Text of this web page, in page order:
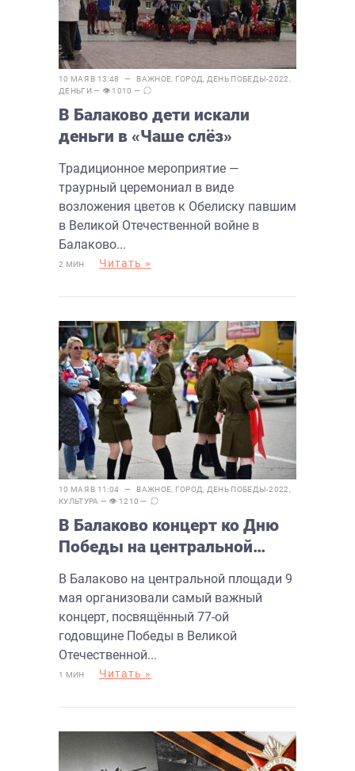
10 МАЯ В 13:48 — ВАЖНОЕ ГОРОД ДЕНЬ ПОБЕДЫ-2022
ДЕНЬГИ— 👁 1010 —
В Балаково дети искали
деньги в «Чаше слёз»
Традиционное мероприятие —
траурный церемониал в виде
возложения цветов к Обелиску павшим
в Великой Отечественной войне в
Балаково...
2 МИН Читать »
10 МАЯ В 11:04 — ВАЖНОЕ ГОРОД ДЕНЬ ПОБЕДЫ-2022
КУЛЬТУРА — 👁 1210 —
В Балаково концерт ко Дню
Победы на центральной
праздничным салютом
В Балаково на центральной площади 9
мая организовали самый важный
концерт, посвящённый 77-ой
годовщине Победы в Великой
Отечественной...
1 МИН Читать »